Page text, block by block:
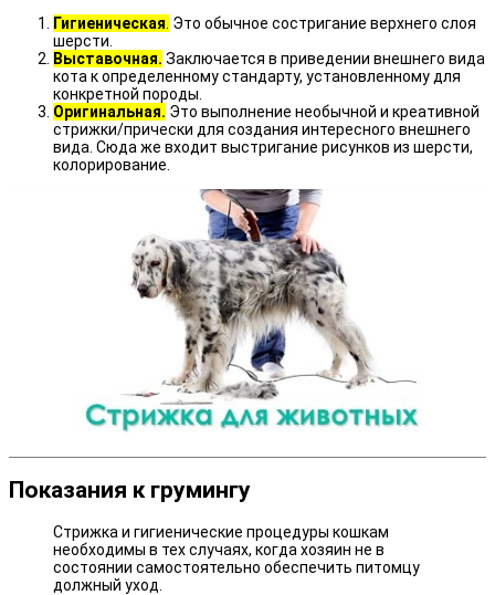
Гигиеническая Это обычное состригание верхнего слоя
шерсти.
Выставочная. Заключается в приведении внешнего вида
кота к определенному стандарту, установленному для
конкретной породы.
Оригинальная. Это выполнение необычной и креативной
стрижки/прически для создания интересного внешнего
вида. Сюда же входит выстригание рисунков из шерсти,
колорирование.
Показания к грумингу
Стрижка и гигиенические процедуры кошкам
необходимы в тех случаях, когда хозяин не в
состоянии самостоятельно обеспечить питомцу
должный уход.